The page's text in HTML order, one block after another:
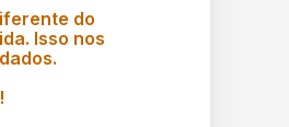
do
Isso nos